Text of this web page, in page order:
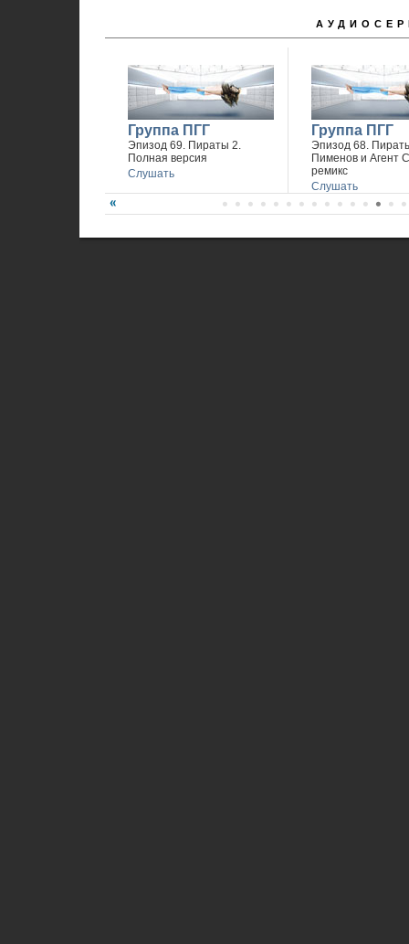
Группа ПГГ
Эпизод 69. Пираты 2.
Полная версия
Слушать
Группа ПГГ
Эпизод 68.
Пименов и Агент
ремикс
Слушать